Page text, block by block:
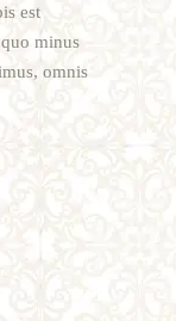
est
minus
omnis